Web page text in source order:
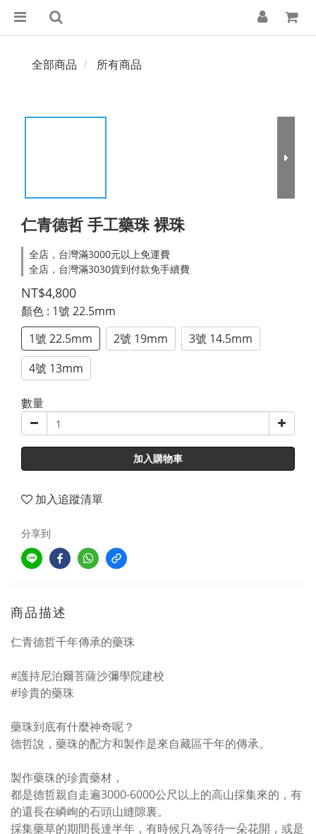
全部商品 所有商品
仁青德哲 手工藥珠 裸珠
全店，台灣滿3000元以上免運費
全店，台灣滿3030貨到付款免手續費
NT$4,800
顏色 : 1號 22.5mm
1號 22.5mm
2號 19mm
3號 14.5mm
4號 13mm
數量
加入購物車
加入追蹤清單
分享到
商品描述
仁青德哲千年傳承的藥珠
#護持尼泊爾菩薩沙彌學院建校
#珍貴的藥珠
藥珠到底有什麼神奇呢？
德哲說，藥珠的配方和製作是來自藏區千年的傳承。
製作藥珠的珍貴藥材，
都是德哲親自走遍3000-6000公尺以上的高山採集來的，有
的還長在嶙峋的石頭山縫隙裏。
採集藥草的期間長達半年，有時候只為等待一朵花開，或是